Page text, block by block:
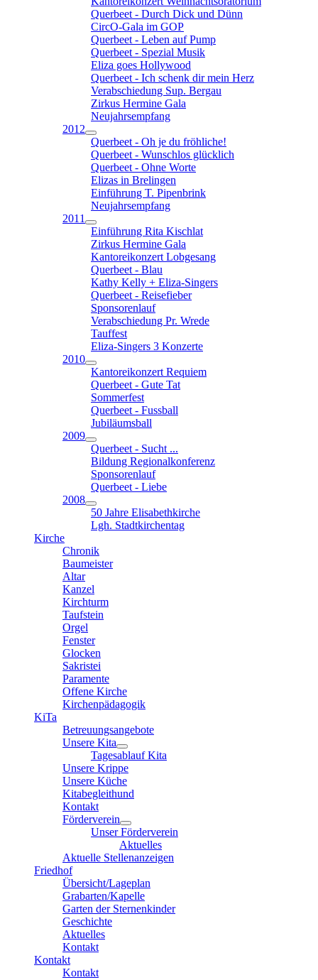
Querbeet - Durch Dick und Dünn
CircO-Gala im GOP
Querbeet - Leben auf Pump
Querbeet - Spezial Musik
Eliza goes Hollywood
Querbeet - Ich schenk dir mein Herz
Verabschiedung Sup. Bergau
Zirkus Hermine Gala
Neujahrsempfang
2012
Querbeet - Oh je du fröhliche!
Querbeet - Wunschlos glücklich
Querbeet - Ohne Worte
Elizas in Brelingen
Einführung T. Pipenbrink
Neujahrsempfang
2011
Einführung Rita Kischlat
Zirkus Hermine Gala
Kantoreikonzert Lobgesang
Querbeet - Blau
Kathy Kelly + Eliza-Singers
Querbeet - Reisefieber
Sponsorenlauf
Verabschiedung Pr. Wrede
Tauffest
Eliza-Singers 3 Konzerte
2010
Kantoreikonzert Requiem
Querbeet - Gute Tat
Sommerfest
Querbeet - Fussball
Jubiläumsball
2009
Querbeet - Sucht ...
Bildung Regionalkonferenz
Sponsorenlauf
Querbeet - Liebe
2008
50 Jahre Elisabethkirche
Lgh. Stadtkirchentag
Kirche
Chronik
Baumeister
Altar
Kanzel
Kirchturm
Taufstein
Orgel
Fenster
Glocken
Sakristei
Paramente
Offene Kirche
Kirchenpädagogik
KiTa
Betreuungsangebote
Unsere Kita
Tagesablauf Kita
Unsere Krippe
Unsere Küche
Kitabegleithund
Kontakt
Förderverein
Unser Förderverein
Aktuelles
Aktuelle Stellenanzeigen
Friedhof
Übersicht/Lageplan
Grabarten/Kapelle
Garten der Sternenkinder
Geschichte
Aktuelles
Kontakt
Kontakt
Kontakt